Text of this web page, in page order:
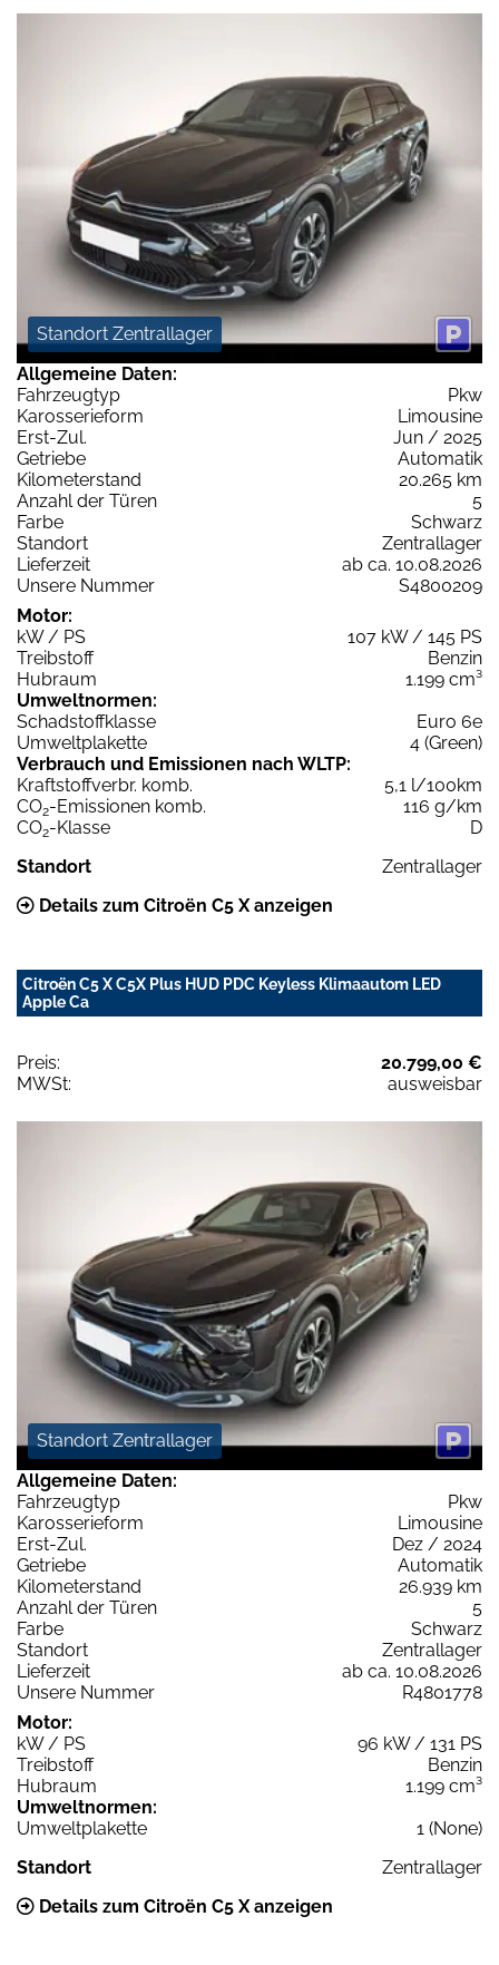
Standort Zentrallager
Allgemeine Daten:
Fahrzeugtyp
Pkw
Karosserieform
Limousine
Erst-Zul.
Jun / 2025
Getriebe
Automatik
Kilometerstand
20.265 km
Anzahl der Türen
5
Farbe
Schwarz
Standort
Zentrallager
Lieferzeit
ab ca. 10.08.2026
Unsere Nummer
S4800209
Motor:
kW / PS
107 kW / 145 PS
Treibstoff
Benzin
Hubraum
1.199 cm³
Umweltnormen:
Schadstoffklasse
Euro 6e
Umweltplakette
4 (Green)
Verbrauch und Emissionen nach WLTP:
Kraftstoffverbr. komb.
5,1 l/100km
CO2-Emissionen komb.
116 g/km
CO2-Klasse
D
Standort
Zentrallager
Details zum Citroën C5 X anzeigen
Citroën C5 X C5X Plus HUD PDC Keyless Klimaautom LED
Apple Ca
Preis:
20.799,00 €
MWSt:
ausweisbar
Standort Zentrallager
Allgemeine Daten:
Fahrzeugtyp
Pkw
Karosserieform
Limousine
Erst-Zul.
Dez / 2024
Getriebe
Automatik
Kilometerstand
26.939 km
Anzahl der Türen
5
Farbe
Schwarz
Standort
Zentrallager
Lieferzeit
ab ca. 10.08.2026
Unsere Nummer
R4801778
Motor:
kW / PS
96 kW / 131 PS
Treibstoff
Benzin
Hubraum
1.199 cm³
Umweltnormen:
Umweltplakette
1 (None)
Standort
Zentrallager
Details zum Citroën C5 X anzeigen